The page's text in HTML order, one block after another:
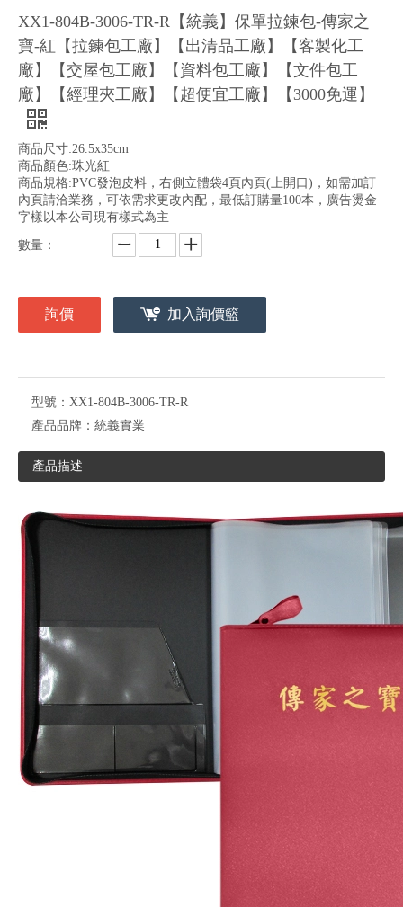
XX1-804B-3006-TR-R【統義】保單拉鍊包-傳家之
寶-紅【拉鍊包工廠】【出清品工廠】【客製化工
廠】【交屋包工廠】【資料包工廠】【文件包工
廠】【經理夾工廠】【超便宜工廠】【3000免運】
商品尺寸:26.5x35cm
商品顏色:珠光紅
商品規格:PVC發泡皮料，右側立體袋4頁內頁(上開口)，如需加訂
內頁請洽業務，可依需求更改內配，最低訂購量100本，廣告燙金
字樣以本公司現有樣式為主
數量：
詢價 加入詢價籃
型號： XX1-804B-3006-TR-R
產品品牌： 統義實業
產品描述